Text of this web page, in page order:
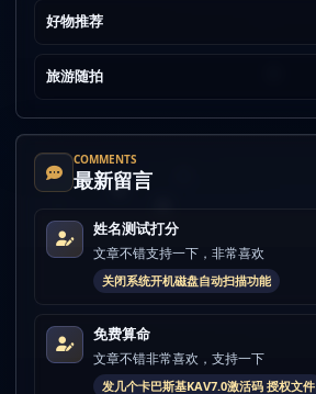
好物推荐
旅游随拍
COMMENTS
最新留言
姓名测试打分
文章不错支持一下，非常喜欢
关闭系统开机磁盘自动扫描功能
免费算命
文章不错非常喜欢，支持一下
发几个卡巴斯基KAV7.0激活码 授权文件